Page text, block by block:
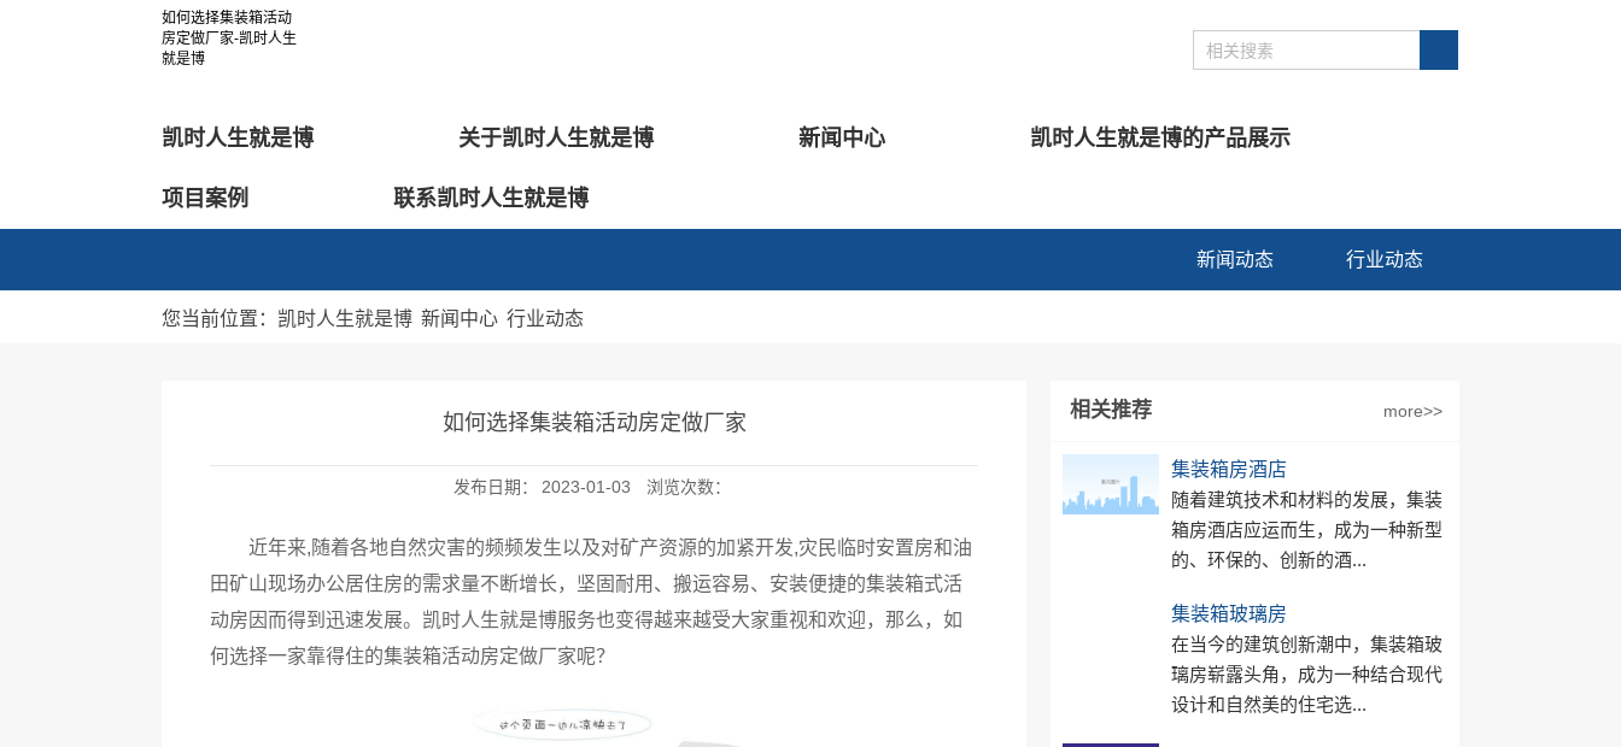
如何选择集装箱活动
房定做厂家-凯时人生
就是博
凯时人生就是博 关于凯时人生就是博 新闻中心 凯时人生就是博的产品展示
项目案例 联系凯时人生就是博
新闻动态 行业动态
您当前位置： 凯时人生就是博 新闻中心 行业动态
如何选择集装箱活动房定做厂家
发布日期： 2023-01-03 浏览次数：
近年来,随着各地自然灾害的频频发生以及对矿产资源的加紧开发,灾民临时安置房和油
田矿山现场办公居住房的需求量不断增长，坚固耐用、搬运容易、安装便捷的集装箱式活
动房因而得到迅速发展。 凯时人生就是博‍服务也变得越来越受大家重视和欢迎，那么，如
何选择一家靠得住的集装箱活动房定做厂家呢？
相关推荐 more>>
集装箱房酒店
随着建筑技术和材料的发展，集装
箱房酒店应运而生，成为一种新型
的、环保的、创新的酒...
集装箱玻璃房
在当今的建筑创新潮中，集装箱玻
璃房崭露头角，成为一种结合现代
设计和自然美的住宅选...